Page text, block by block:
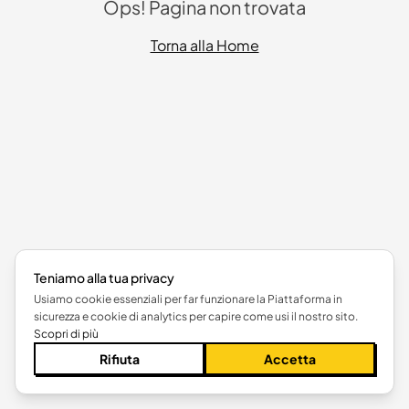
Ops! Pagina non trovata
Torna alla Home
Teniamo alla tua privacy
Usiamo cookie essenziali per far funzionare la Piattaforma in
sicurezza e cookie di analytics per capire come usi il nostro sito.
Scopri di più
Rifiuta Accetta